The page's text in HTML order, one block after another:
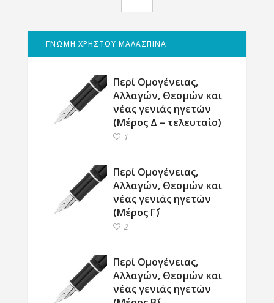
ΓΝΩΜΗ ΧΡΗΣΤΟΥ ΜΑΛΑΣΠΙΝΑ
Περί Ομογένειας,
Αλλαγών, Θεσμών και
νέας γενιάς ηγετών
(Μέρος Δ – τελευταίο)
1
Περί Ομογένειας,
Αλλαγών, Θεσμών και
νέας γενιάς ηγετών
(Μέρος Γ΄)
2
Περί Ομογένειας,
Αλλαγών, Θεσμών και
νέας γενιάς ηγετών